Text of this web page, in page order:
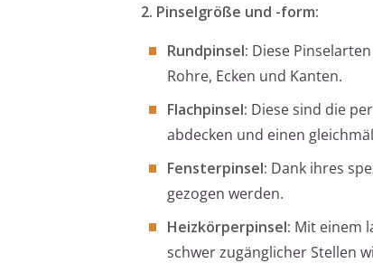
2. Pinselgröße und -form:
Rundpinsel: Diese
Rohre, Ecken und Kanten.
Flachpinsel: Diese sind die
abdecken und einen
Fensterpinsel: Dank ihres
gezogen werden.
Heizkörperpinsel: Mit einem
schwer zugänglicher Stellen